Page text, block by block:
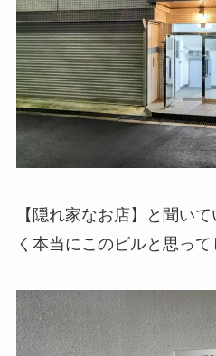
【隠れ家なお店】と聞い
く本当にこのビルと思っ